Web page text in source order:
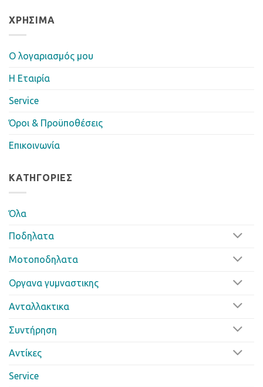
ΧΡΉΣΙΜΑ
Ο λογαριασμός μου
Η Eταιρία
Service
Όροι & Προϋποθέσεις
Επικοινωνία
ΚΑΤΗΓΟΡΊΕΣ
Όλα
Ποδηλατα
Μοτοποδηλατα
Οργανα γυμναστικης
Ανταλλακτικα
Συντήρηση
Αντίκες
Service